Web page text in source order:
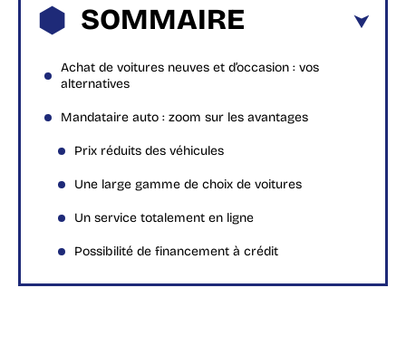
SOMMAIRE
Achat de voitures neuves et d’occasion : vos
alternatives
Mandataire auto : zoom sur les avantages
Prix réduits des véhicules
Une large gamme de choix de voitures
Un service totalement en ligne
Possibilité de financement à crédit